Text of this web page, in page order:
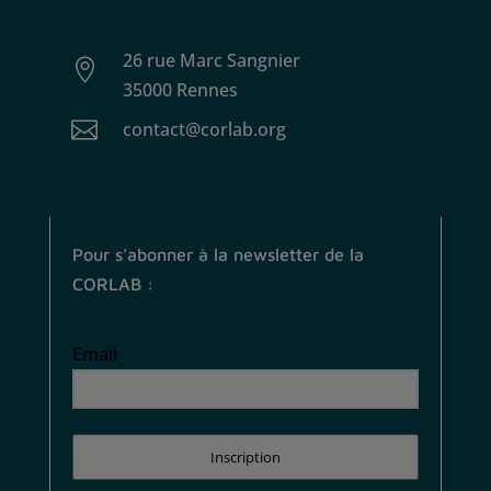

26 rue Marc Sangnier
35000 Rennes
 contact@corlab.org
Pour s’abonner à la newsletter de la
CORLAB :
Email
Inscription